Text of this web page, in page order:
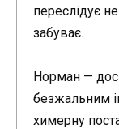
переслідує
забуває.
Норман —
безжальним
химерну